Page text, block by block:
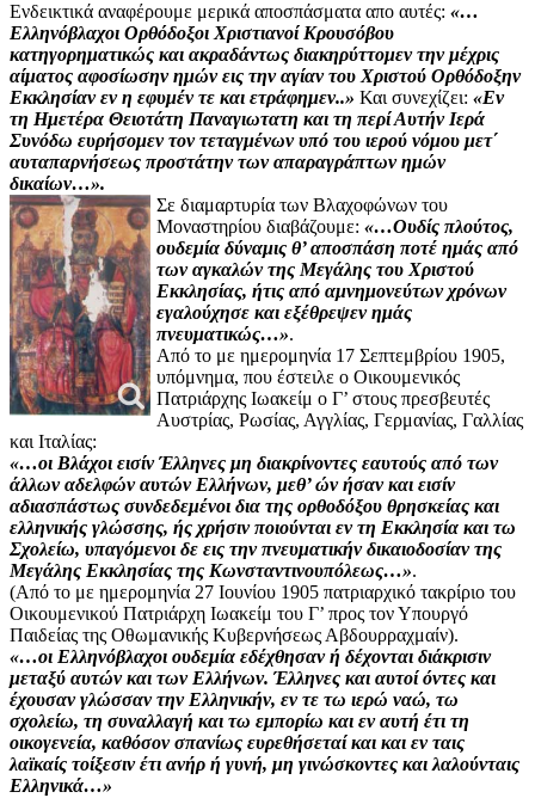
Ενδεικτικά αναφέρουμε μερικά αποσπάσματα απο αυτές: «…
Ελληνόβλαχοι Ορθόδοξοι Χριστιανοί Κρουσόβου
κατηγορηματικώς και ακραδάντως διακηρύττομεν την μέχρις
αίματος αφοσίωσην ημών εις την αγίαν του Χριστού Ορθόδοξην
Εκκλησίαν εν η εφυμέν τε και ετράφημεν..» Και συνεχίζει: «Εν
τη Ημετέρα Θειοτάτη Παναγιωτατη και τη περί Αυτήν Ιερά
Συνόδω ευρήσομεν τον τεταγμένων υπό του ιερού νόμου μετ΄
αυταπαρνήσεως προστάτην των απαραγράπτων ημών
δικαίων…».
Σε διαμαρτυρία των Βλαχοφώνων του
Μοναστηρίου διαβάζουμε: «…Ουδίς πλούτος,
ουδεμία δύναμις θ’ αποσπάση ποτέ ημάς από
των αγκαλών της Μεγάλης του Χριστού
Εκκλησίας, ήτις από αμνημονεύτων χρόνων
εγαλούχησε και εξέθρεψεν ημάς
πνευματικώς…».
Από το με ημερομηνία 17 Σεπτεμβρίου 1905,
υπόμνημα, που έστειλε ο Οικουμενικός
Πατριάρχης Ιωακείμ ο Γ’ στους πρεσβευτές
Αυστρίας, Ρωσίας, Αγγλίας, Γερμανίας, Γαλλίας
και Ιταλίας:
«…οι Βλάχοι εισίν Έλληνες μη διακρίνοντες εαυτούς από των
άλλων αδελφών αυτών Ελλήνων, μεθ’ ών ήσαν και εισίν
αδιασπάστως συνδεδεμένοι δια της ορθοδόξου θρησκείας και
ελληνικής γλώσσης, ής χρήσιν ποιούνται εν τη Εκκλησία και τω
Σχολείω, υπαγόμενοι δε εις την πνευματικήν δικαιοδοσίαν της
Μεγάλης Εκκλησίας της Κωνσταντινουπόλεως…».
(Από το με ημερομηνία 27 Ιουνίου 1905 πατριαρχικό τακρίριο του
Οικουμενικού Πατριάρχη Ιωακείμ του Γ’ προς τον Υπουργό
Παιδείας της Οθωμανικής Κυβερνήσεως Αβδουρραχμαίν).
«…οι Ελληνόβλαχοι ουδεμία εδέχθησαν ή δέχονται διάκρισιν
μεταξύ αυτών και των Ελλήνων. Έλληνες και αυτοί όντες και
έχουσαν γλώσσαν την Ελληνικήν, εν τε τω ιερώ ναώ, τω
σχολείω, τη συναλλαγή και τω εμπορίω και εν αυτή έτι τη
οικογενεία, καθόσον σπανίως ευρεθήσεταί και και εν ταις
λαϊκαίς τοίξεσιν έτι ανήρ ή γυνή, μη γινώσκοντες και λαλούνταις
Ελληνικά…»